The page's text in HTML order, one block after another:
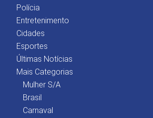
Polícia
Entretenimento
Cidades
Esportes
Últimas Notícias
Mais Categorias
Mulher S/A
Brasil
Carnaval